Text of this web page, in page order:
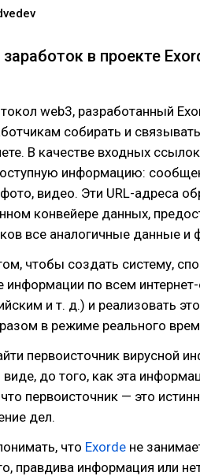
в проекте
web3, разработанный
собирать и
В качестве входных
информацию:
фото, видео. Эти URL-адреса
конвейере данных,
все аналогичные данные и
чтобы создать систему,
информации по всем
и т. д.) и реализовать
в режиме реального
первоисточник вирусной
до того, как эта
что первоисточник — это
дел.
что Exorde не
правдива информация или